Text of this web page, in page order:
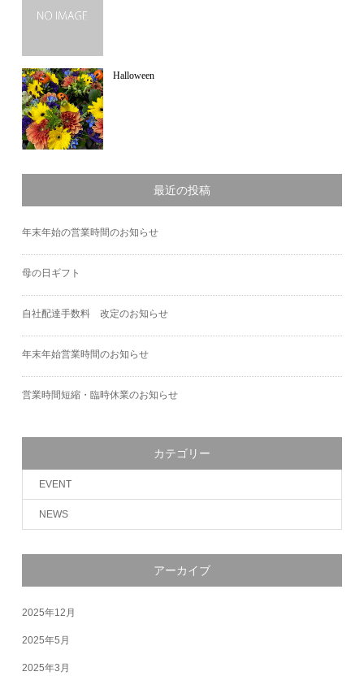
Halloween
最近の投稿
年末年始の営業時間のお知らせ
母の日ギフト
自社配達手数料 改定のお知らせ
年末年始営業時間のお知らせ
営業時間短縮・臨時休業のお知らせ
カテゴリー
EVENT
NEWS
アーカイブ
2025年12月
2025年5月
2025年3月